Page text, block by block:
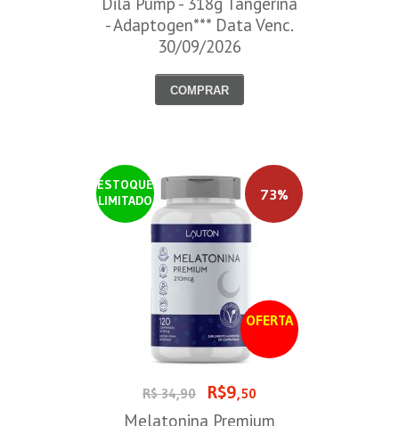
- Adaptogen*** Data Venc.
30/09/2026
COMPRAR
ESTOQUE
LIMITADO
OFERTA
73%
R$ 34,90 R$9,50
Melatonina Premium